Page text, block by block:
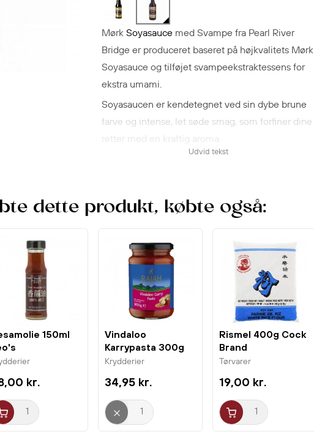
Mørk Soyasaucemed Svampe fra Pearl River
Bridge er produceret baseret på højkvalitets Mørk
Soyasauce og tilføjet svampeekstraktessens for
ekstra umami.
Soyasaucen er kendetegnet ved sin dybe brune
farve og intense, let søde smag, som forfiner dine
retter med en kraftig aroma.
Udvid tekst
dette produkt, købte også:
150ml
kr.
Vindaloo
Karrypasta 300g
Rajah
Krydderier
34,95 kr.
Rismel 400g Cock
Brand
Tørvarer
19,00 kr.